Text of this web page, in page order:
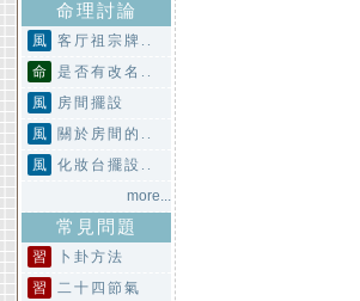
命理討論
風
客厅祖宗牌..
命
是否有改名..
風
房間擺設
風
關於房間的..
風
化妝台擺設..
more...
常見問題
習
卜卦方法
習
二十四節氣